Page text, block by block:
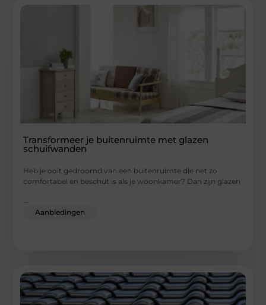
Transformeer je buitenruimte met glazen
schuifwanden
Heb je ooit gedroomd van een buitenruimte die net zo
comfortabel en beschut is als je woonkamer? Dan zijn glazen
...
Aanbiedingen